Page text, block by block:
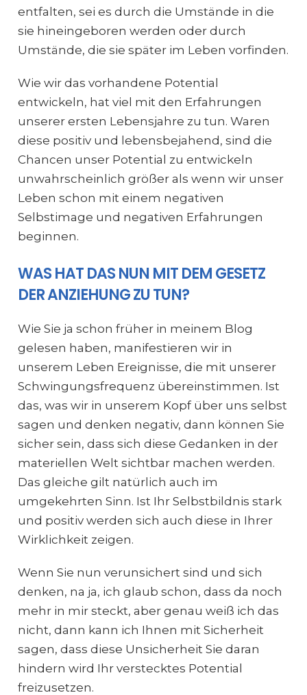
entfalten, sei es durch die Umstände in die
sie hineingeboren werden oder durch
Umstände, die sie später im Leben vorfinden.
Wie wir das vorhandene Potential
entwickeln, hat viel mit den Erfahrungen
unserer ersten Lebensjahre zu tun. Waren
diese positiv und lebensbejahend, sind die
Chancen unser Potential zu entwickeln
unwahrscheinlich größer als wenn wir unser
Leben schon mit einem negativen
Selbstimage und negativen Erfahrungen
beginnen.
WAS HAT DAS NUN MIT DEM GESETZ
DER ANZIEHUNG ZU TUN?
Wie Sie ja schon früher in meinem Blog
gelesen haben, manifestieren wir in
unserem Leben Ereignisse, die mit unserer
Schwingungsfrequenz übereinstimmen. Ist
das, was wir in unserem Kopf über uns selbst
sagen und denken negativ, dann können Sie
sicher sein, dass sich diese Gedanken in der
materiellen Welt sichtbar machen werden.
Das gleiche gilt natürlich auch im
umgekehrten Sinn. Ist Ihr Selbstbildnis stark
und positiv werden sich auch diese in Ihrer
Wirklichkeit zeigen.
Wenn Sie nun verunsichert sind und sich
denken, na ja, ich glaub schon, dass da noch
mehr in mir steckt, aber genau weiß ich das
nicht, dann kann ich Ihnen mit Sicherheit
sagen, dass diese Unsicherheit Sie daran
hindern wird Ihr verstecktes Potential
freizusetzen.